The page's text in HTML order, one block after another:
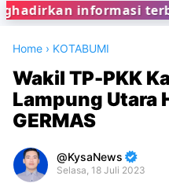
informasi terbaru
Home › KOTABUMI
Wakil TP-PKK
Lampung Utara
GERMAS
KysaNews
Selasa, 18 Juli 2023